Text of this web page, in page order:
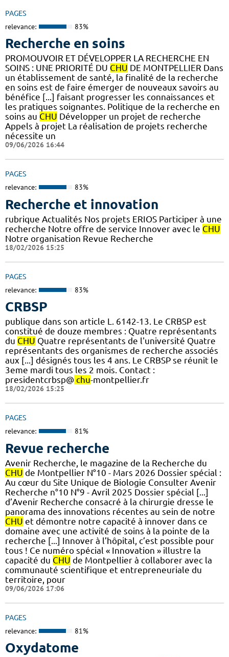
PAGES
relevance: 83%
Recherche en soins
PROMOUVOIR ET DÉVELOPPER LA RECHERCHE EN
SOINS : UNE PRIORITÉ DU CHU DE MONTPELLIER Dans
un établissement de santé, la finalité de la recherche
en soins est de faire émerger de nouveaux savoirs au
bénéfice [...] faisant progresser les connaissances et
les pratiques soignantes. Politique de la recherche en
soins au CHU Développer un projet de recherche
Appels à projet La réalisation de projets recherche
nécessite un
09/06/2026 16:44
PAGES
relevance: 83%
Recherche et innovation
rubrique Actualités Nos projets ERIOS Participer à une
recherche Notre offre de service Innover avec le CHU
Notre organisation Revue Recherche
18/02/2026 15:25
PAGES
relevance: 83%
CRBSP
publique dans son article L. 6142-13. Le CRBSP est
constitué de douze membres : Quatre représentants
du CHU Quatre représentants de l'université Quatre
représentants des organismes de recherche associés
aux [...] désignés tous les 4 ans. Le CRBSP se réunit le
3eme mardi tous les 2 mois. Contact :
presidentcrbsp@ chu-montpellier.fr
18/02/2026 15:25
PAGES
relevance: 81%
Revue recherche
Avenir Recherche, le magazine de la Recherche du
CHU de Montpellier N°10 - Mars 2026 Dossier spécial :
Au cœur du Site Unique de Biologie Consulter Avenir
Recherche n°10 N°9 - Avril 2025 Dossier spécial [...]
d’Avenir Recherche consacré à la chirurgie dresse le
panorama des innovations récentes au sein de notre
CHU et démontre notre capacité à innover dans ce
domaine avec une activité de soins à la pointe de la
recherche [...] Innover à l’hôpital, c’est possible pour
tous ! Ce numéro spécial « Innovation » illustre la
capacité du CHU de Montpellier à collaborer avec la
communauté scientifique et entrepreneuriale du
territoire, pour
09/06/2026 17:06
PAGES
relevance: 81%
Oxydatome